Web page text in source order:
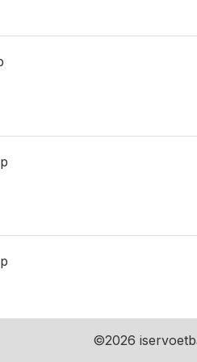
©2026